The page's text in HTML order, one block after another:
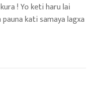
! Yo keti haru lai
kati samaya lagxa